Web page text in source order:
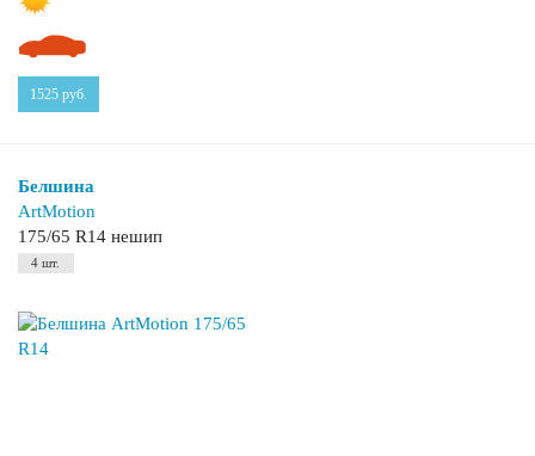
1525 руб.
Белшина
ArtMotion
175/65 R14 нешип
4 шт.